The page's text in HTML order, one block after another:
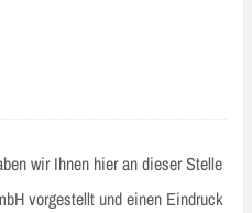
wir Ihnen hier an dieser Stelle
vorgestellt und einen Eindruck